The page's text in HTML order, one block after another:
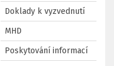
Doklady k vyzvednutí
MHD
Poskytování informací